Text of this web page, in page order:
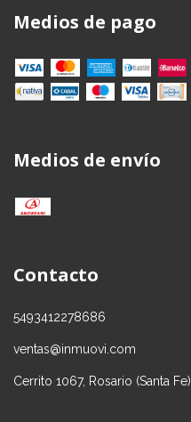
Medios de pago
Medios de envío
Contacto
5493412278686
ventas@inmuovi.com
Cerrito 1067, Rosario (Santa Fe)